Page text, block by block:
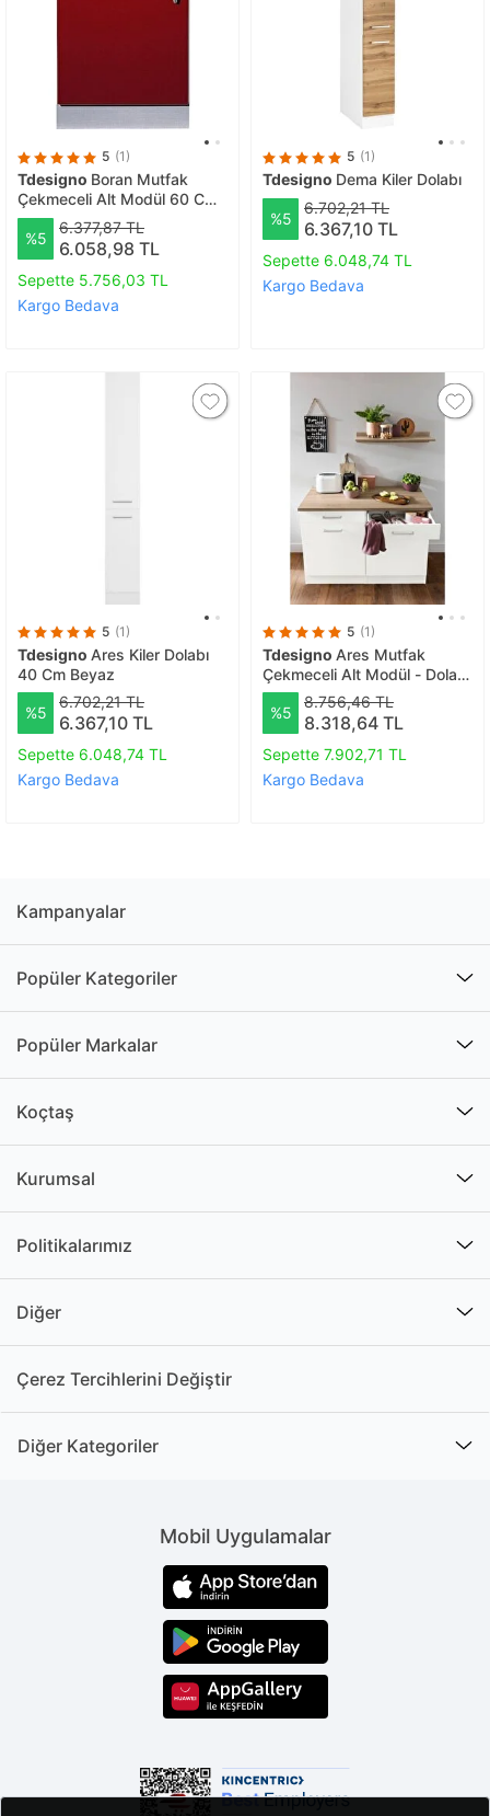
5 (1)
Tdesigno Boran Mutfak
Çekmeceli Alt Modül 60 Cm
Kırmızı -tezgah Dahil
%5
6.377,87 TL
6.058,98 TL
Sepette 5.756,03 TL
Kargo Bedava
5 (1)
Tdesigno Dema Kiler Dolabı
%5
6.702,21 TL
6.367,10 TL
Sepette 6.048,74 TL
Kargo Bedava
5 (1)
Tdesigno Ares Kiler Dolabı
40 Cm Beyaz
%5
6.702,21 TL
6.367,10 TL
Sepette 6.048,74 TL
Kargo Bedava
5 (1)
Tdesigno Ares Mutfak
Çekmeceli Alt Modül - Dolap
120 Cm Beyaz- Tezgah Dahil
%5
8.756,46 TL
8.318,64 TL
Sepette 7.902,71 TL
Kargo Bedava
Kampanyalar
Popüler Kategoriler
Popüler Markalar
Koçtaş
Kurumsal
Politikalarımız
Diğer
Çerez Tercihlerini Değiştir
Diğer Kategoriler
Mobil Uygulamalar